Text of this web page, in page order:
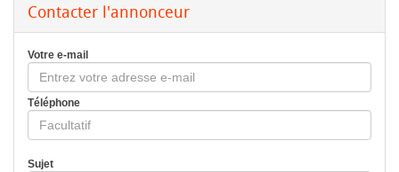
Contacter l'annonceur
Votre e-mail
Téléphone
Sujet